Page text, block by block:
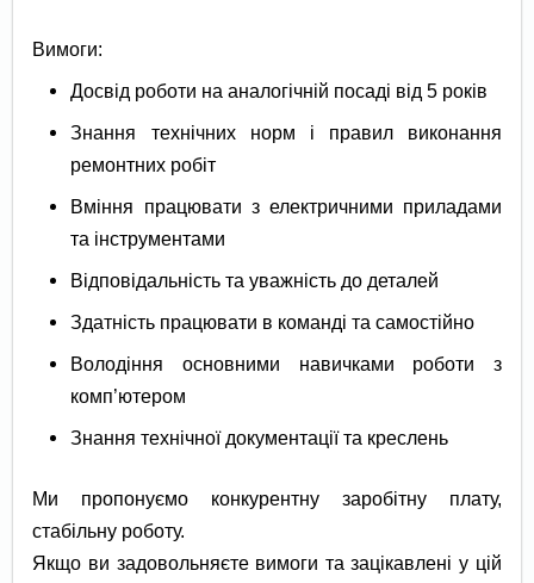
Вимоги:
Досвід роботи на аналогічній посаді від 5 років
Знання технічних норм і правил виконання
ремонтних робіт
Вміння працювати з електричними приладами
та інструментами
Відповідальність та уважність до деталей
Здатність працювати в команді та самостійно
Володіння основними навичками роботи з
комп’ютером
Знання технічної документації та креслень
Ми пропонуємо конкурентну заробітну плату,
стабільну роботу.
Якщо ви задовольняєте вимоги та зацікавлені у цій